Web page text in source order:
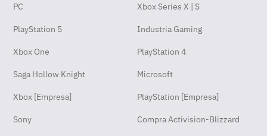
PC Xbox Series X | S
PlayStation 5 Industria Gaming
Xbox One PlayStation 4
Saga Hollow Knight Microsoft
Xbox [Empresa] PlayStation [Empresa]
Sony Compra Activision-Blizzard